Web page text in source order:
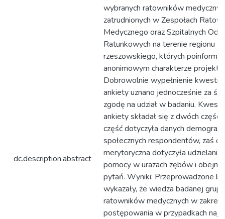
dc.description.abstract
wybranych ratowników
zatrudnionych w Zespołach
Medycznego oraz Szpitalnych
Ratunkowych na terenie regionu
rzeszowskiego, których
anonimowym charakterze projektu.
Dobrowolnie wypełnienie
ankiety uznano jednocześnie za
zgodę na udział w badaniu.
ankiety składał się z dwóch
część dotyczyła danych
społecznych respondentów, zaś
merytoryczna dotyczyła
pomocy w urazach zębów i
pytań. Wyniki: Przeprowadzone
wykazały, że wiedza badanej grupy
ratowników medycznych w
postępowania w przypadkach